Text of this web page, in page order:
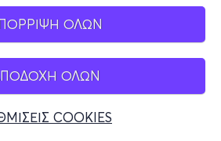
ΟΛΩΝ
ΟΛΩΝ
COOKIES